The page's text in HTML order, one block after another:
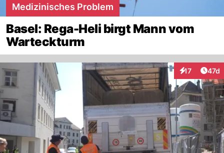
Medizinisches Problem
Basel: Rega-Heli birgt Mann vom
Warteckturm
17
Interaktionen
47d